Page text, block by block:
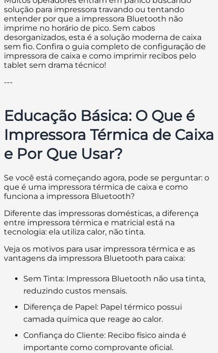
solução para impressora travando ou tentando
entender por que a impressora Bluetooth não
imprime no horário de pico. Sem cabos
desorganizados, esta é a solução moderna de caixa
sem fio. Confira o guia completo de configuração de
impressora de caixa e como imprimir recibos pelo
tablet sem drama técnico!
---
Educação Básica: O Que é
Impressora Térmica de Caixa
e Por Que Usar?
Se você está começando agora, pode se perguntar: o
que é uma impressora térmica de caixa e como
funciona a impressora Bluetooth?
Diferente das impressoras domésticas, a diferença
entre impressora térmica e matricial está na
tecnologia: ela utiliza calor, não tinta.
Veja os motivos para usar impressora térmica e as
vantagens da impressora Bluetooth para caixa:
Sem Tinta: Impressora Bluetooth não usa tinta,
reduzindo custos mensais.
Diferença de Papel: Papel térmico possui
camada química que reage ao calor.
Confiança do Cliente: Recibo físico ainda é
importante como comprovante oficial.